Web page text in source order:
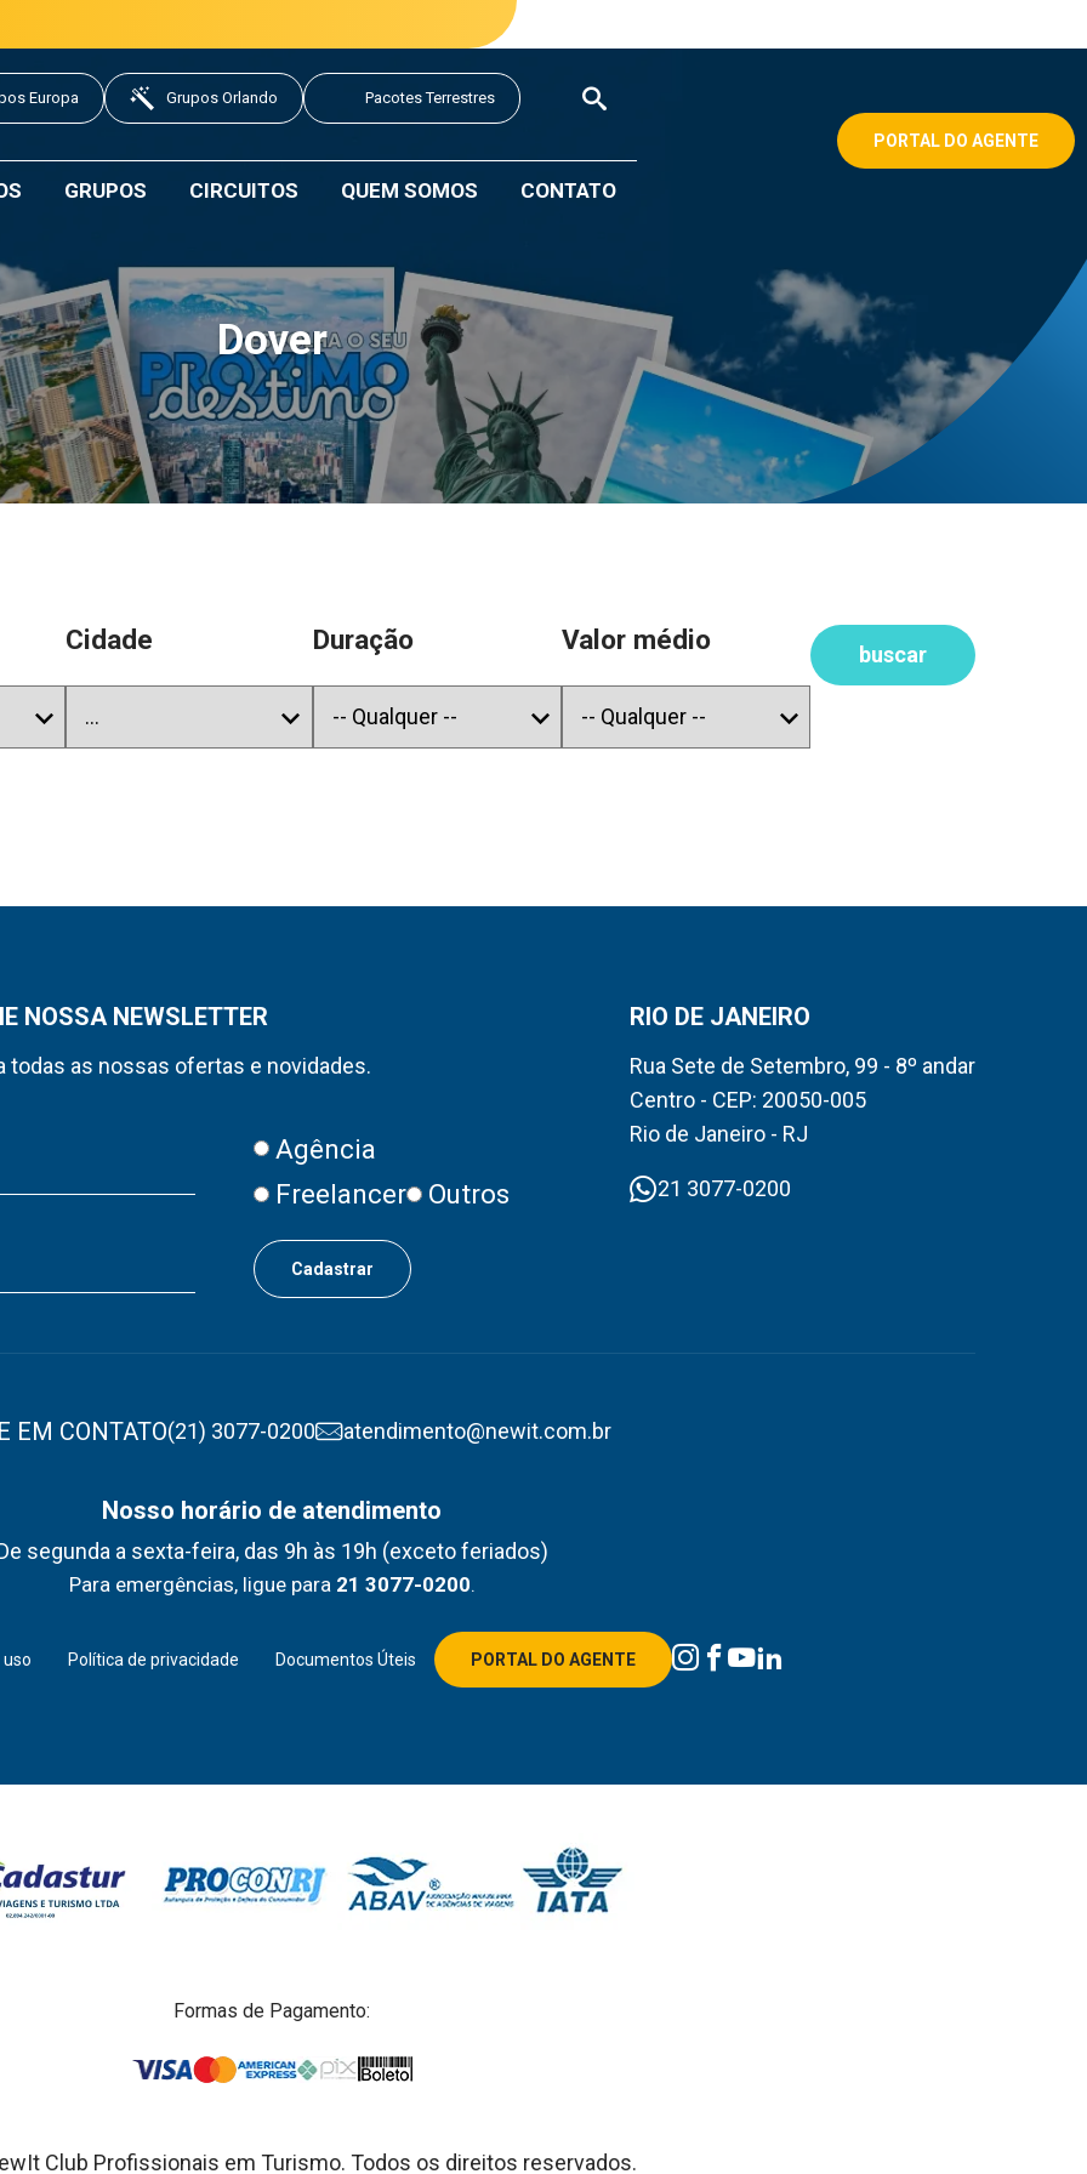
Europa Grupos Orlando Pacotes Terrestres
GRUPOS CIRCUITOS QUEM SOMOS CONTATO
PORTAL DO AGENTE
Dover
Cidade Duração Valor médio buscar
NOSSA NEWSLETTER
todas as nossas ofertas e novidades.
Agência
Freelancer
Outros
RIO DE JANEIRO
Rua Sete de Setembro, 99 - 8º andar
Centro - CEP: 20050-005
Rio de Janeiro - RJ
21 3077-0200
EM CONTATO(21) 3077-0200 atendimento@newit.com.br
Nosso horário de atendimento
segunda a sexta-feira, das 9h às 19h (exceto feriados)
Para emergências, ligue para 21 3077-0200.
Política de privacidade Documentos Úteis PORTAL DO AGENTE
Formas de Pagamento:
Club Profissionais em Turismo. Todos os direitos reservados.